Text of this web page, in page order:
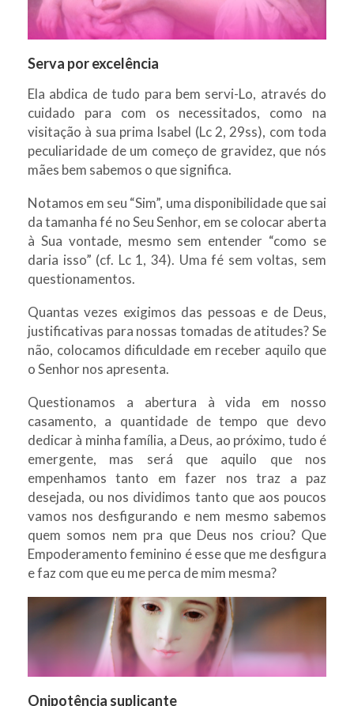
Serva por excelência
Ela abdica de tudo para bem servi-Lo, através do
cuidado para com os necessitados, como na
visitação à sua prima Isabel (Lc 2, 29ss), com toda
peculiaridade de um começo de gravidez, que nós
mães bem sabemos o que significa.
Notamos em seu “Sim”, uma disponibilidade que sai
da tamanha fé no Seu Senhor, em se colocar aberta
à Sua vontade, mesmo sem entender “como se
daria isso” (cf. Lc 1, 34). Uma fé sem voltas, sem
questionamentos.
Quantas vezes exigimos das pessoas e de Deus,
justificativas para nossas tomadas de atitudes? Se
não, colocamos dificuldade em receber aquilo que
o Senhor nos apresenta.
Questionamos a abertura à vida em nosso
casamento, a quantidade de tempo que devo
dedicar à minha família, a Deus, ao próximo, tudo é
emergente, mas será que aquilo que nos
empenhamos tanto em fazer nos traz a paz
desejada, ou nos dividimos tanto que aos poucos
vamos nos desfigurando e nem mesmo sabemos
quem somos nem pra que Deus nos criou? Que
Empoderamento feminino é esse que me desfigura
e faz com que eu me perca de mim mesma?
Onipotência suplicante